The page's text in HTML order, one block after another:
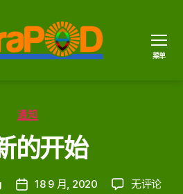
荚
太
阳
菜单
分
通知
的开始
发 18 9 月, 2020
全
无评论